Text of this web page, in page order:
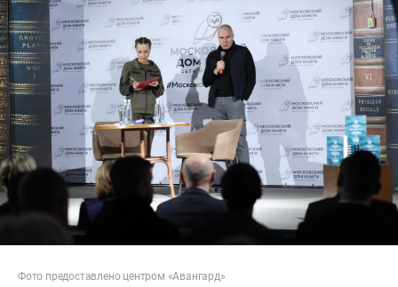
Фото предоставлено центром «Авангард»